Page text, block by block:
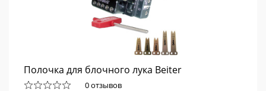
Полочка для блочного лука Beiter
0 отзывов